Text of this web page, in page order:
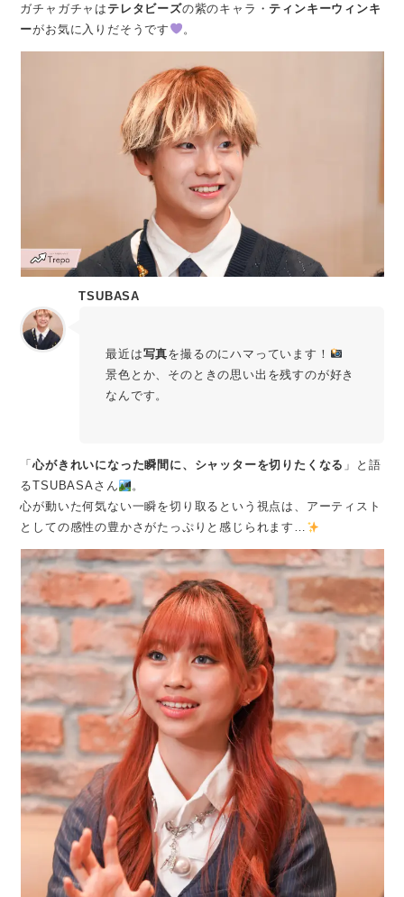
ガチャガチャは テレタビーズの紫のキャラ・ ティンキーウィンキ
ーがお気に入りだそうです 。
TSUBASA
最近は写真を撮るのにハマっています！
景色とか、そのときの思い出を残すのが好き
なんです。
「心がきれいになった瞬間に、シャッターを切りたくなる 」と語
るTSUBASAさん
。
心が動いた何気ない一瞬を切り取るという視点は、アーティスト
としての感性の豊かさがたっぷりと感じられます…